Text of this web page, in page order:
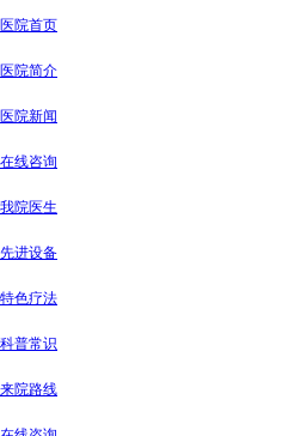
医院首页
医院简介
医院新闻
在线咨询
我院医生
先进设备
特色疗法
科普常识
来院路线